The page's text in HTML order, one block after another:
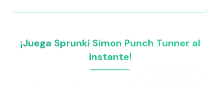
¡Juega Sprunki Simon Punch Tunner al
instante!